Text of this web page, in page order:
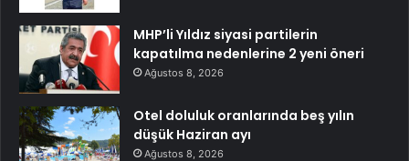
MHP’li Yıldız siyasi partilerin
kapatılma nedenlerine 2 yeni öneri
Ağustos 8, 2026
Otel doluluk oranlarında beş yılın
düşük Haziran ayı
Ağustos 8, 2026